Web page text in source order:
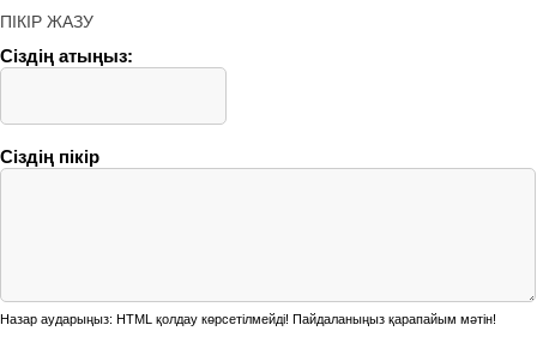
ПІКІР ЖАЗУ
Сіздің атыңыз:
Сіздің пікір
Назар аударыңыз: HTML қолдау көрсетілмейді! Пайдаланыңыз қарапайым мәтін!